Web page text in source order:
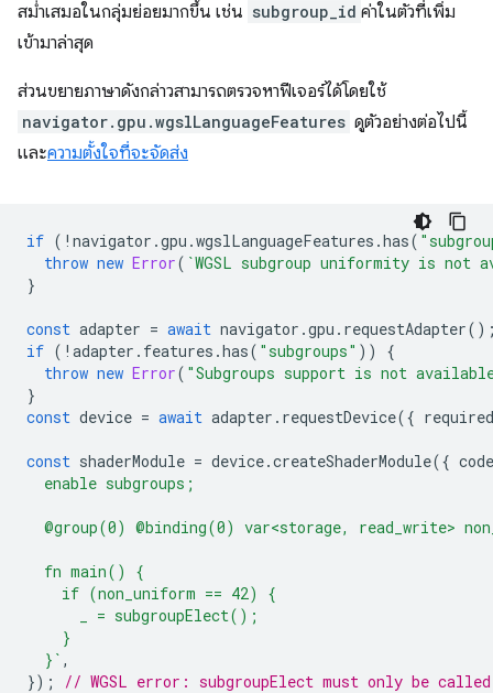
สม่ำเสมอในกลุ่มย่อยมากขึ้น เช่น subgroup_id ค่าในตัวที่เพิ่ม
เข้ามาล่าสุด
ส่วนขยายภาษาดังกล่าวสามารถตรวจหาฟีเจอร์ได้โดยใช้
navigator.gpu.wgslLanguageFeatures ดูตัวอย่างต่อไปนี้
และความตั้งใจที่จะจัดส่ง
if ( ! navigator .gpu .wgslLanguageFeatures .has(
throw new Error( `WGSL subgroup uniformity is not
}
const adapter = await navigator .gpu . requestAdapter
if ( ! adapter . features .has( "subgroups" ))
{
throw new Error( "Subgroups support is not
}
const device = await adapter . requestDevice({
const shaderModule = device.createShaderModule({ code
  enable subgroups;
@group(0) @binding(0) var<storage, read_write>
  fn main() {
    if (non_uniform == 42) {
      _ = subgroupElect();
    }
  }`
,
});
// WGSL error: subgroupElect must only be